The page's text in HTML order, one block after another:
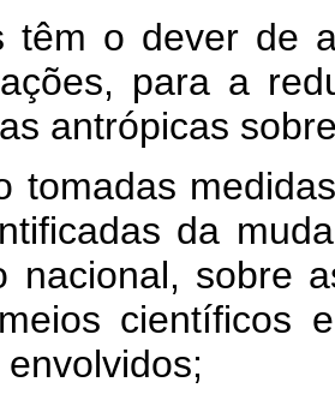
têm o dever de
para a
antrópicas
tomadas
da
nacional, sobre
científicos